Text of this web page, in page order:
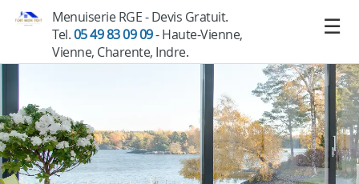
Menuiserie RGE - Devis Gratuit.
Tel.05 49 83 09 09- Haute-Vienne,
Vienne, Charente, Indre.